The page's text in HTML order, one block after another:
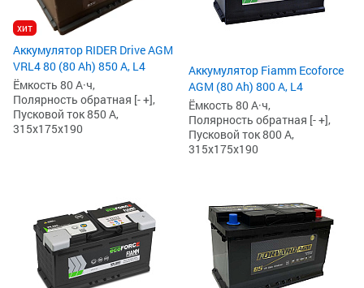
хит
Аккумулятор RIDER Drive AGM
VRL4 80 (80 Ah) 850 А, L4
Ёмкость 80 А·ч,
Полярность обратная [- +],
Пусковой ток 850 А,
315x175x190
Аккумулятор Fiamm Ecoforce
AGM (80 Ah) 800 А, L4
Ёмкость 80 А·ч,
Полярность обратная [- +],
Пусковой ток 800 А,
315x175x190